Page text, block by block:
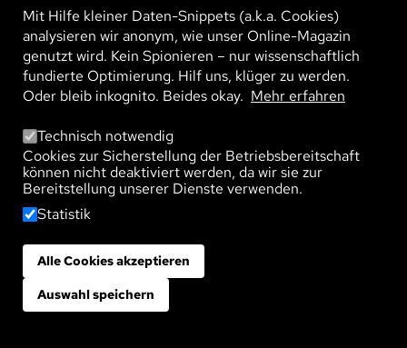
TAGS
Welches Thema interessiert dich?
Umwelt
Gesundheit
Wirtschaft Künstliche Intelligenz
Arbeit
Zwei Medienforscher erklären, welche Rolle
soziale ...
WEITERLESEN
Mit Hilfe kleiner Daten-Snippets (a.k.a. Cookies)
analysieren wir anonym, wie unser Online-Magazin
genutzt wird. Kein Spionieren – nur wissenschaftlich
fundierte Optimierung. Hilf uns, klüger zu werden.
Oder bleib inkognito. Beides okay. Mehr erfahren
Technisch notwendig
Cookies zur Sicherstellung der Betriebsbereitschaft
können nicht deaktiviert werden, da wir sie zur
Bereitstellung unserer Dienste verwenden.
Statistik
Alle Cookies akzeptieren
Auswahl speichern
Zustimmung zurückziehen